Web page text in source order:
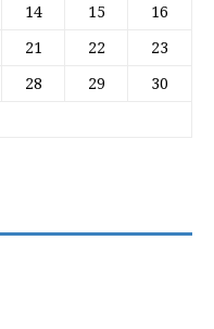
14 15 16
21 22 23
28 29 30